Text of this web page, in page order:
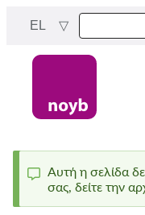
content
EL
Status
Αυτή η σελίδα
σας, δείτε την